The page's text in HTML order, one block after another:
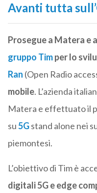
Avanti tutta
Prosegue a Matera e
gruppo Timper lo
Ran (Open Radio
mobile. L’azienda
Matera e effettuato il
su5Gstand alone nei
piemontesi.
L’obiettivo di Tim è
digitali 5G e edge